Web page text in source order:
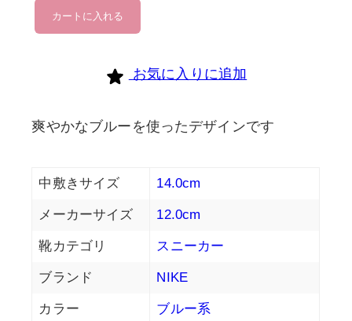
nike
個
カートに入れる
お気に入りに追加
爽やかなブルーを使ったデザインです
中敷きサイズ 14.0cm
メーカーサイズ 12.0cm
靴カテゴリ スニーカー
ブランド NIKE
カラー ブルー系